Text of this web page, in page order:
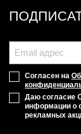
Согласен на
Даю согласие
информации о
рекламных